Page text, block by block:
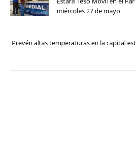
miércoles 27 de mayo
Prevén altas temperaturas en la capital